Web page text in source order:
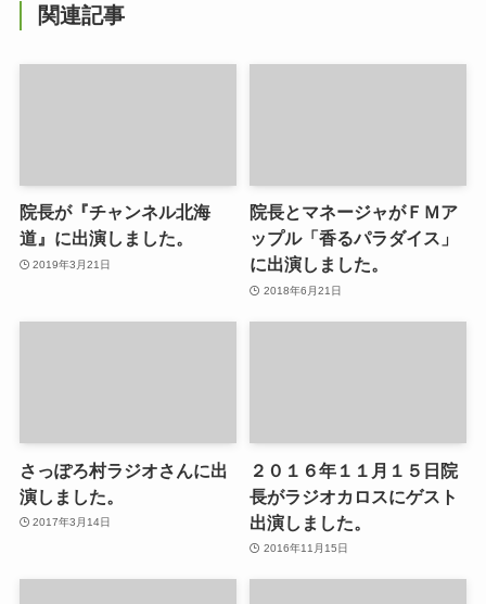
関連記事
院長が『チャンネル北海
道』に出演しました。
2019年3月21日
院長とマネージャがＦＭア
ップル「香るパラダイス」
に出演しました。
2018年6月21日
さっぽろ村ラジオさんに出
演しました。
2017年3月14日
２０１６年１１月１５日院
長がラジオカロスにゲスト
出演しました。
2016年11月15日